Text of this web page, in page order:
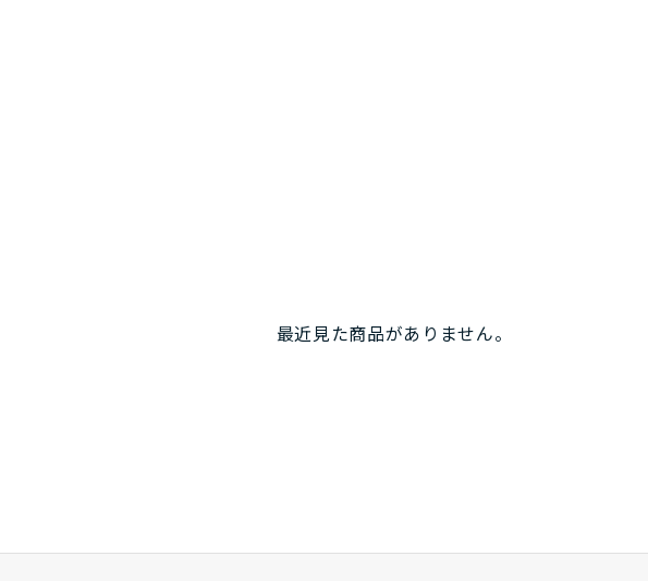
最近見た商品がありません。